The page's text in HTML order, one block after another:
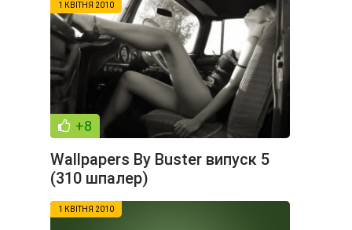
1 КВІТНЯ 2010
+8
Wallpapers By Buster випуск 5
(310 шпалер)
1 КВІТНЯ 2010